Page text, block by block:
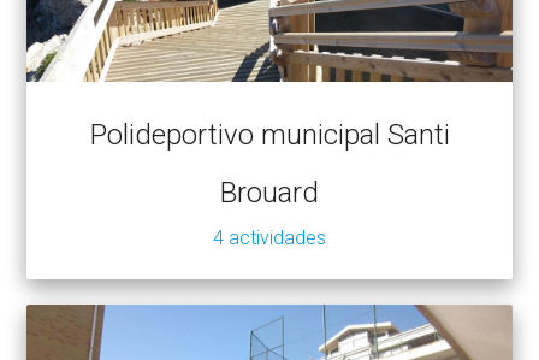
Polideportivo municipal Santi
Brouard
4 actividades